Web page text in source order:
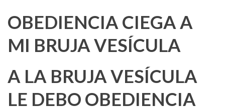
OBEDIENCIA CIEGA A
MI BRUJA VESÍCULA
A LA BRUJA VESÍCULA
LE DEBO OBEDIENCIA